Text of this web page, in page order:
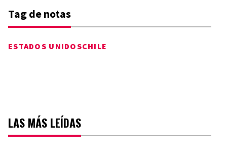
Tag de notas
ESTADOS UNIDOSCHILE
LAS MÁS LEÍDAS